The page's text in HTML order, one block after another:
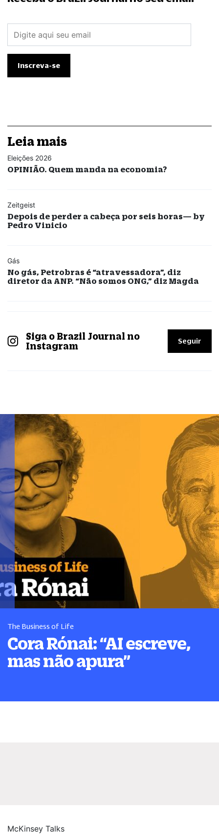
Leia mais
Eleições 2026
OPINIÃO. Quem manda na economia?
Zeitgeist
Depois de perder a cabeça por seis horas— by
Pedro Vinicio
Gás
No gás, Petrobras é “atravessadora”, diz
diretor da ANP. “Não somos ONG,” diz Magda
Siga o Brazil Journal no
Instagram
Seguir
The Business of Life
Cora Rónai:“AI escreve,
mas não apura”
McKinsey Talks